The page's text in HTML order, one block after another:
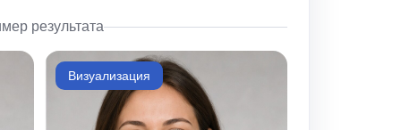
результата
Визуализация